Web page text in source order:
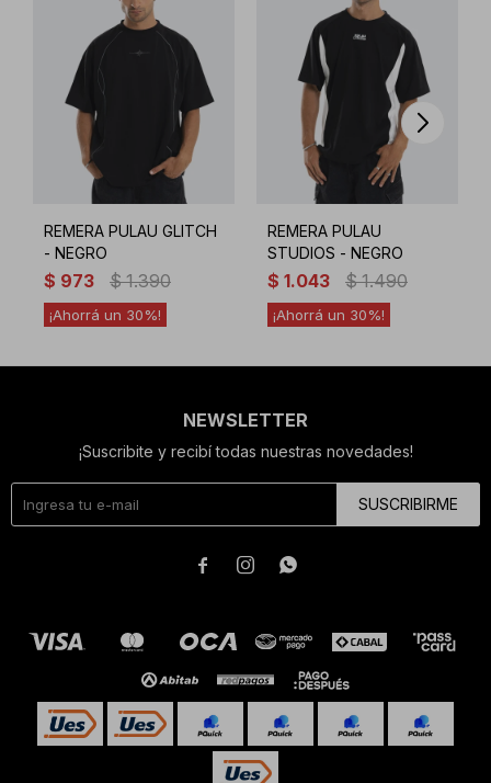
REMERA PULAU GLITCH
- NEGRO
$ 973 $ 1.390
30
REMERA PULAU
STUDIOS - NEGRO
$ 1.043 $ 1.490
30
NEWSLETTER
¡Suscribite y recibí todas nuestras novedades!
SUSCRIBIRME
  